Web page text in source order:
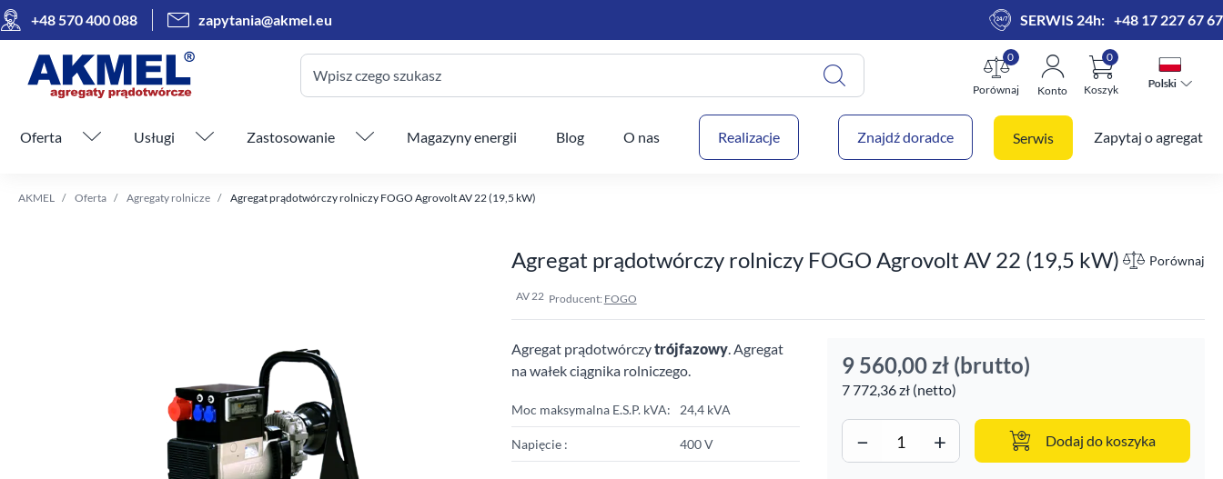
+48 570 400 088 zapytania@akmel.eu SERWIS 24h: +48 17 227 67 67
Wpisz czego szukasz
Porównaj
0
Konto Koszyk
0
Twój koszyk
Polski
Polski
Pomiń menu
Oferta Usługi Zastosowanie Magazyny energii Blog O nas Realizacje Znajdź doradce Serwis Zapytaj o agregat
AKMEL Oferta Agregaty rolnicze Agregat prądotwórczy rolniczy FOGO Agrovolt AV 22 (19,5 kW)
Agregat prądotwórczy rolniczy FOGO Agrovolt AV 22 (19,5 kW) Porównaj
AV 22 Producent: FOGO
Agregat prądotwórczytrójfazowy. Agregat
na wałek ciągnika rolniczego.
Moc maksymalna E.S.P. kVA: 24,4 kVA
Napięcie : 400 V
9 560,00 zł (brutto)
7 772,36 zł (netto)
− + Dodaj do koszyka